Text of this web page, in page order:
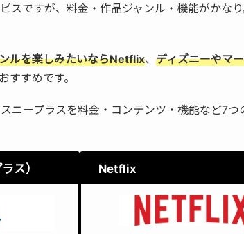
スですが、料金・作品ジャンル・機能がかな
ルを楽しみたいならNetflix、 ディズニーやマ
すすめです。
ニープラスを料金・コンテンツ・機能など7つ
ス） Netflix